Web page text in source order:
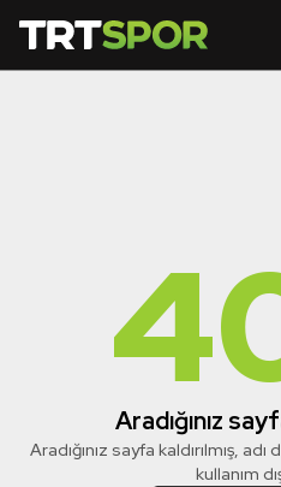
Aradığınız
Aradığınız sayfa kaldırılmış,
kullanım